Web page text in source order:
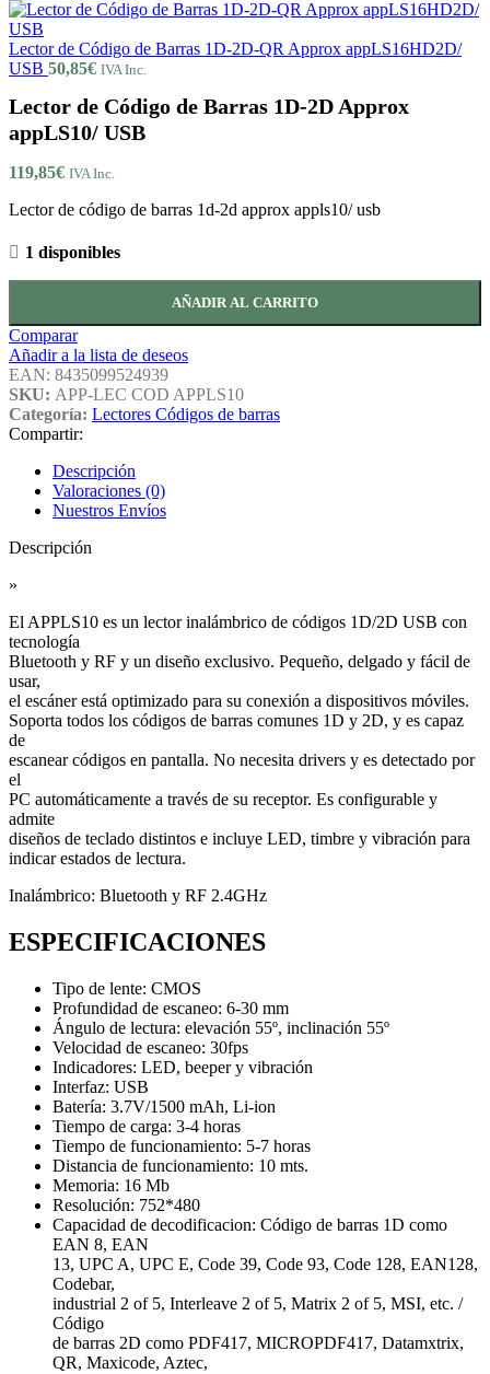
Lector de Código de Barras 1D-2D-QR Approx appLS16HD2D/
USB 50,85€ IVA Inc.
Lector de Código de Barras 1D-2D Approx
appLS10/ USB
119,85€ IVA Inc.
Lector de código de barras 1d-2d approx appls10/ usb
1 disponibles
AÑADIR AL CARRITO
Comparar
Añadir a la lista de deseos
EAN: 8435099524939
SKU: APP-LEC COD APPLS10
Categoría: Lectores Códigos de barras
Compartir:
Descripción
Valoraciones (0)
Nuestros Envíos
Descripción
»
El APPLS10 es un lector inalámbrico de códigos 1D/2D USB con
tecnología
Bluetooth y RF y un diseño exclusivo. Pequeño, delgado y fácil de
usar,
el escáner está optimizado para su conexión a dispositivos móviles.
Soporta todos los códigos de barras comunes 1D y 2D, y es capaz
de
escanear códigos en pantalla. No necesita drivers y es detectado por
el
PC automáticamente a través de su receptor. Es configurable y
admite
diseños de teclado distintos e incluye LED, timbre y vibración para
indicar estados de lectura.
Inalámbrico: Bluetooth y RF 2.4GHz
ESPECIFICACIONES
Tipo de lente: CMOS
Profundidad de escaneo: 6-30 mm
Ángulo de lectura: elevación 55º, inclinación 55º
Velocidad de escaneo: 30fps
Indicadores: LED, beeper y vibración
Interfaz: USB
Batería: 3.7V/1500 mAh, Li-ion
Tiempo de carga: 3-4 horas
Tiempo de funcionamiento: 5-7 horas
Distancia de funcionamiento: 10 mts.
Memoria: 16 Mb
Resolución: 752*480
Capacidad de decodificacion: Código de barras 1D como
EAN 8, EAN
13, UPC A, UPC E, Code 39, Code 93, Code 128, EAN128,
Codebar,
industrial 2 of 5, Interleave 2 of 5, Matrix 2 of 5, MSI, etc. /
Código
de barras 2D como PDF417, MICROPDF417, Datamxtrix,
QR, Maxicode, Aztec,